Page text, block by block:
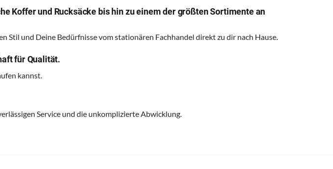
Koffer und Rucksäcke bis hin zu einem der größten Sortimente an
Stil und Deine Bedürfnisse vom stationären Fachhandel direkt zu dir nach Hause.
für Qualität.
kannst.
Service und die unkomplizierte Abwicklung.